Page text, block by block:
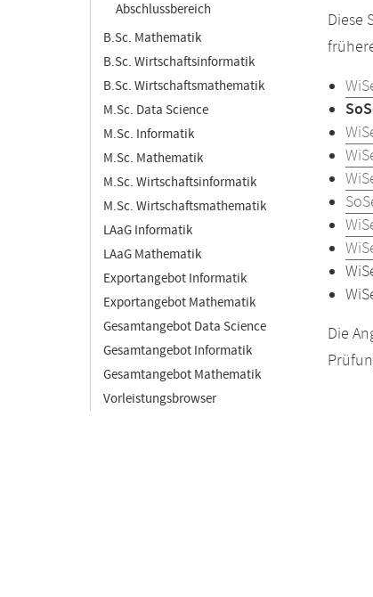
Abschlussbereich
B.Sc. Mathematik
B.Sc. Wirtschaftsinformatik
B.Sc. Wirtschaftsmathematik
M.Sc. Data Science
M.Sc. Informatik
M.Sc. Mathematik
M.Sc. Wirtschaftsinformatik
M.Sc. Wirtschaftsmathematik
LAaG Informatik
LAaG Mathematik
Exportangebot Informatik
Exportangebot Mathematik
Gesamtangebot Data Science
Gesamtangebot Informatik
Gesamtangebot Mathematik
Vorleistungsbrowser
Diese
Die